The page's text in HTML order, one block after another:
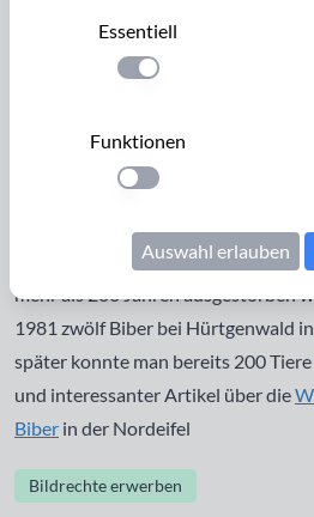
Fraßspuren eines
Weser / Vesdre bei
Pflanzenfresser. Er hinterlässt
indem er Bäume in der sogenannten
bis die Bäume umfallen. Nachdem
mehr als 200 Jahren ausgestorben
1981 zwölf Biber bei Hürtgenwald
später konnte man bereits 200
und interessanter Artikel über die
Biber in der Nordeifel
Bildrechte erwerben
Essentiell
Einstellung anwenden
Funktionen
Einstellung anwenden
Auswahl erlauben